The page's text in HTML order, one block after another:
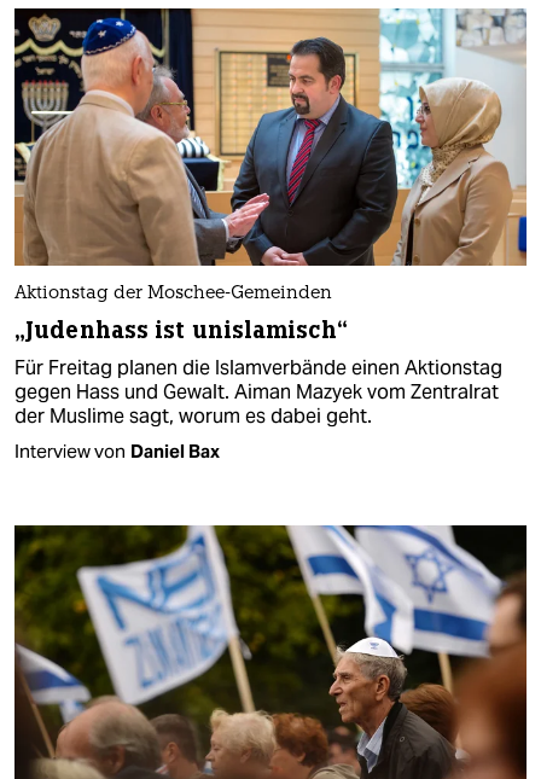
Aktionstag der Moschee-Gemeinden
„Judenhass ist unislamisch“
Für Freitag planen die Islamverbände einen Aktionstag
gegen Hass und Gewalt. Aiman Mazyek vom Zentralrat
der Muslime sagt, worum es dabei geht.
Interview von Daniel Bax